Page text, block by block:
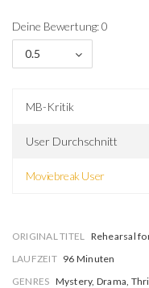
Deine Bewertung: 0
0.5
MB-Kritik
User Durchschnitt
Moviebreak User
ORIGINAL TITEL Rehearsal
LAUFZEIT 96 Minuten
GENRES Mystery, Drama,